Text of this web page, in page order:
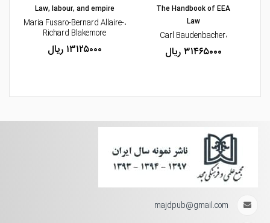
The Handbook of EEA
Law
،Carl Baudenbacher
۳۱۴۶۵۰۰۰ ریال
Law, labour, and empire
،Maria Fusaro-Bernard Allaire-
Richard Blakemore
۱۳۱۲۵۰۰۰ ریال
majdpub@gmail.com